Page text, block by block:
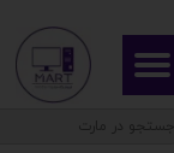
حساب کاربری من
تغییر گذر واژه